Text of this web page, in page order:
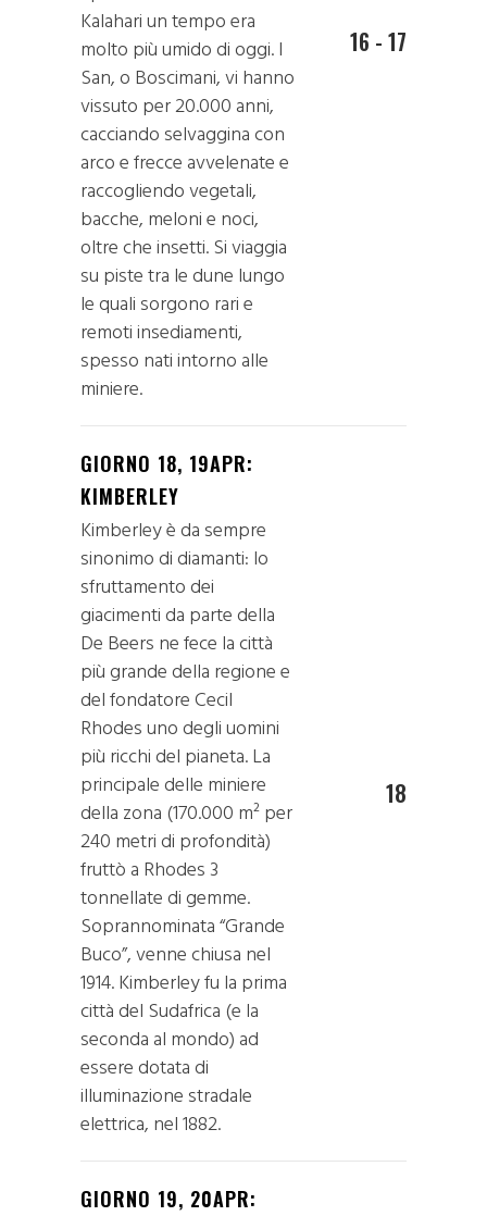
Kalahari un tempo era
molto più umido di oggi. I
San, o Boscimani, vi hanno
vissuto per 20.000 anni,
cacciando selvaggina con
arco e frecce avvelenate e
raccogliendo vegetali,
bacche, meloni e noci,
oltre che insetti. Si viaggia
su piste tra le dune lungo
le quali sorgono rari e
remoti insediamenti,
spesso nati intorno alle
miniere.
16 - 17
GIORNO 18, 19APR:
KIMBERLEY
Kimberley è da sempre
sinonimo di diamanti: lo
sfruttamento dei
giacimenti da parte della
De Beers ne fece la città
più grande della regione e
del fondatore Cecil
Rhodes uno degli uomini
più ricchi del pianeta. La
principale delle miniere
della zona (170.000 m² per
240 metri di profondità)
fruttò a Rhodes 3
tonnellate di gemme.
Soprannominata “Grande
Buco”, venne chiusa nel
1914. Kimberley fu la prima
città del Sudafrica (e la
seconda al mondo) ad
essere dotata di
illuminazione stradale
elettrica, nel 1882.
18
GIORNO 19, 20APR: